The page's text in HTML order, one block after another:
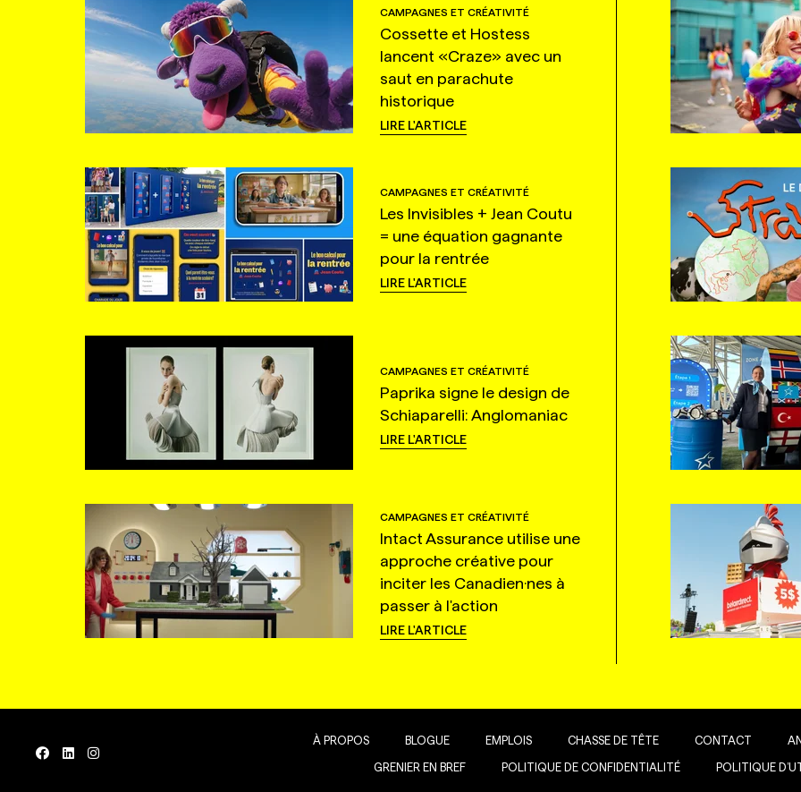
CAMPAGNES ET CRÉATIVITÉ
Cossette et Hostess
lancent «Craze» avec un
saut en parachute
historique
LIRE L'ARTICLE
CAMPAGNES ET CRÉATIVITÉ
Les Invisibles + Jean Coutu
= une équation gagnante
pour la rentrée
LIRE L'ARTICLE
CAMPAGNES ET CRÉATIVITÉ
Paprika signe le design de
Schiaparelli: Anglomaniac
LIRE L'ARTICLE
CAMPAGNES ET CRÉATIVITÉ
Intact Assurance utilise une
approche créative pour
inciter les Canadien·nes à
passer à l'action
LIRE L'ARTICLE
À PROPOS BLOGUE EMPLOIS CHASSE DE TÊTE CONTACT
GRENIER EN BREF POLITIQUE DE CONFIDENTIALITÉ POLITIQUE